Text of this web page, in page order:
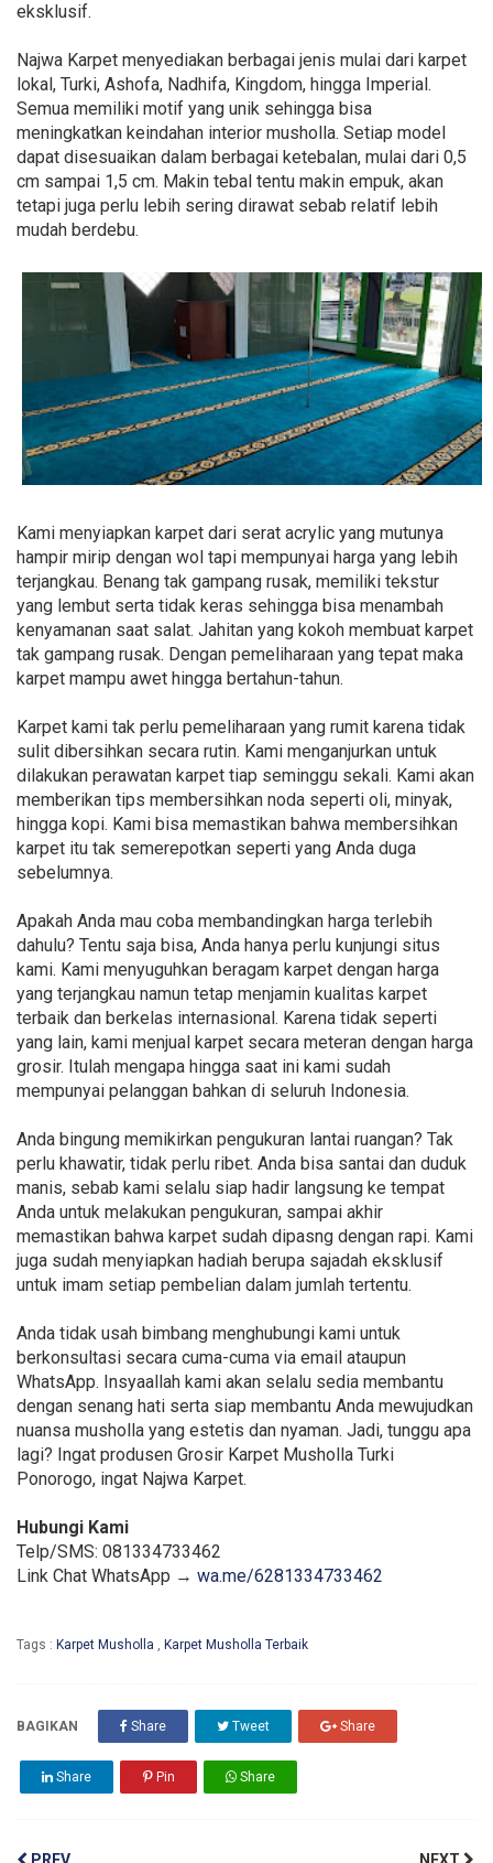
eksklusif.
Najwa Karpet menyediakan berbagai jenis mulai dari karpet
lokal, Turki, Ashofa, Nadhifa, Kingdom, hingga Imperial.
Semua memiliki motif yang unik sehingga bisa
meningkatkan keindahan interior musholla. Setiap model
dapat disesuaikan dalam berbagai ketebalan, mulai dari 0,5
cm sampai 1,5 cm. Makin tebal tentu makin empuk, akan
tetapi juga perlu lebih sering dirawat sebab relatif lebih
mudah berdebu.
Kami menyiapkan karpet dari serat acrylic yang mutunya
hampir mirip dengan wol tapi mempunyai harga yang lebih
terjangkau. Benang tak gampang rusak, memiliki tekstur
yang lembut serta tidak keras sehingga bisa menambah
kenyamanan saat salat. Jahitan yang kokoh membuat karpet
tak gampang rusak. Dengan pemeliharaan yang tepat maka
karpet mampu awet hingga bertahun-tahun.
Karpet kami tak perlu pemeliharaan yang rumit karena tidak
sulit dibersihkan secara rutin. Kami menganjurkan untuk
dilakukan perawatan karpet tiap seminggu sekali. Kami akan
memberikan tips membersihkan noda seperti oli, minyak,
hingga kopi. Kami bisa memastikan bahwa membersihkan
karpet itu tak semerepotkan seperti yang Anda duga
sebelumnya.
Apakah Anda mau coba membandingkan harga terlebih
dahulu? Tentu saja bisa, Anda hanya perlu kunjungi situs
kami. Kami menyuguhkan beragam karpet dengan harga
yang terjangkau namun tetap menjamin kualitas karpet
terbaik dan berkelas internasional. Karena tidak seperti
yang lain, kami menjual karpet secara meteran dengan harga
grosir. Itulah mengapa hingga saat ini kami sudah
mempunyai pelanggan bahkan di seluruh Indonesia.
Anda bingung memikirkan pengukuran lantai ruangan? Tak
perlu khawatir, tidak perlu ribet. Anda bisa santai dan duduk
manis, sebab kami selalu siap hadir langsung ke tempat
Anda untuk melakukan pengukuran, sampai akhir
memastikan bahwa karpet sudah dipasng dengan rapi. Kami
juga sudah menyiapkan hadiah berupa sajadah eksklusif
untuk imam setiap pembelian dalam jumlah tertentu.
Anda tidak usah bimbang menghubungi kami untuk
berkonsultasi secara cuma-cuma via email ataupun
WhatsApp. Insyaallah kami akan selalu sedia membantu
dengan senang hati serta siap membantu Anda mewujudkan
nuansa musholla yang estetis dan nyaman. Jadi, tunggu apa
lagi? Ingat produsen Grosir Karpet Musholla Turki
Ponorogo, ingat Najwa Karpet.
Hubungi Kami
Telp/SMS: 081334733462
Link Chat WhatsApp → wa.me/6281334733462
Tags : Karpet Musholla , Karpet Musholla Terbaik
BAGIKAN Share Tweet Share
Share Pin Share